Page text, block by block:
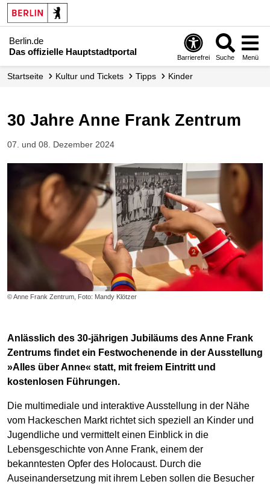
Berlin.de
Das offizielle Hauptstadtportal
Barrierefrei Suche Menü
Startseite Kultur und Tickets Tipps Kinder
30 Jahre Anne Frank Zentrum
07. und 08. Dezember 2024
© Anne Frank Zentrum, Foto: Mandy Klötzer
Anlässlich des 30-jährigen Jubiläums des Anne Frank
Zentrums findet ein Festwochenende in der Ausstellung
»Alles über Anne« statt, mit freiem Eintritt und
kostenlosen Führungen.
Die multimediale und interaktive Ausstellung in der Nähe
vom Hackeschen Markt richtet sich speziell an Kinder und
Jugendliche und vermittelt einen Einblick in die
Lebensgeschichte von Anne Frank, einem der
bekanntesten Opfer des Holocaust. Durch die
Auseinandersetzung mit ihrem Leben sollen die Besucher